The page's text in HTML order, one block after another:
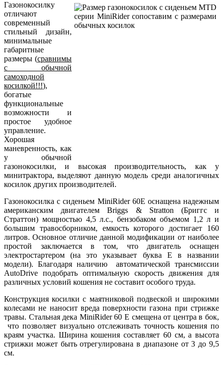
Газонокосилку
отличают
современный
стильный дизайн,
минимальные
габаритные
размеры (сравнимы
с обычной
самоходной
косилкой!!!),
богатые
функциональные
возможности и
простое удобное
управление.
Хорошая
маневренность, как
у обычной
газонокосилки, и высокая производительность, как у
минитрактора, выделяют данную модель среди аналогичных
косилок других производителей.
Газонокосилка с сиденьем MiniRider 60E оснащена надежным
американским двигателем Briggs & Stratton (Бриггс и
Страттон) мощностью 4,5 л.с., бензобаком объемом 1,2 л и
большим травосборником, емкость которого достигает 160
литров. Основное отличие данной модификации от наиболее
простой заключается в том, что двигатель оснащен
электростартером (на это указывает буква E в названии
модели). Благодаря наличию автоматической трансмиссии
AutoDrive подобрать оптимальную скорость движения для
различных условий кошения не составит особого труда.
Конструкция косилки с маятниковой подвеской и широкими
колесами не наносит вреда поверхности газона при стрижке
травы. Стальная дека MiniRider 60 E смещена от центра в бок,
что позволяет визуально отслеживать точность кошения по
краям участка. Ширина кошения составляет 60 см, а высота
стрижки может быть отрегулирована в диапазоне от 3 до 9,5
см.